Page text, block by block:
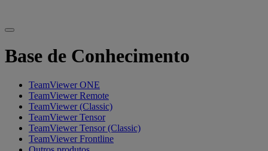
Base de Conhecimento
TeamViewer ONE
TeamViewer Remote
TeamViewer (Classic)
TeamViewer Tensor
TeamViewer Tensor (Classic)
TeamViewer Frontline